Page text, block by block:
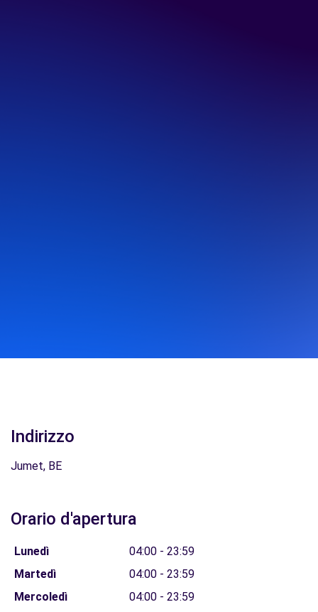
Indirizzo
Jumet, BE
Orario d'apertura
Lunedì
04:00 - 23:59
Martedì
04:00 - 23:59
Mercoledì
04:00 - 23:59